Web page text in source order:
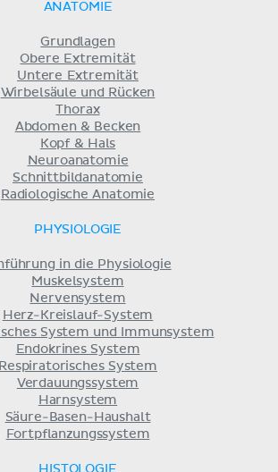
ANATOMIE
Grundlagen
Obere Extremität
Untere Extremität
Wirbelsäule und Rücken
Thorax
Abdomen & Becken
Kopf & Hals
Neuroanatomie
Schnittbildanatomie
Radiologische Anatomie
PHYSIOLOGIE
in die Physiologie
Muskelsystem
Nervensystem
Herz-Kreislauf-System
System und Immunsystem
Endokrines System
Respiratorisches System
Verdauungssystem
Harnsystem
Säure-Basen-Haushalt
Fortpflanzungssystem
HISTOLOGIE